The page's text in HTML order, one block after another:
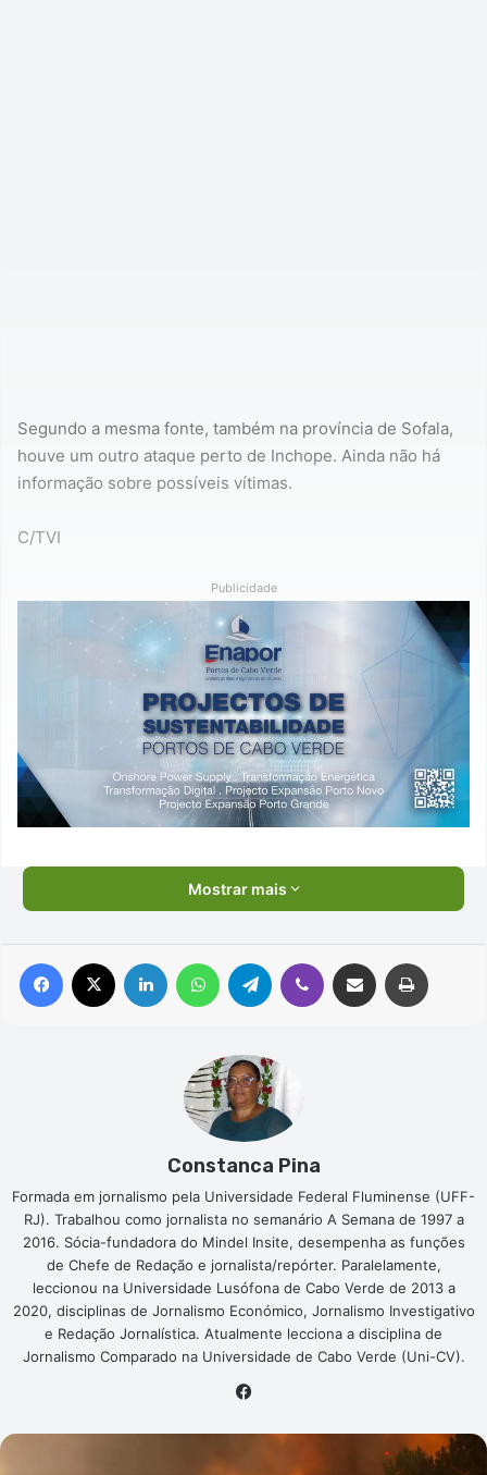
Segundo a mesma fonte, também na província de Sofala,
houve um outro ataque perto de Inchope. Ainda não há
informação sobre possíveis vítimas.
C/TVI
Publicidade
Mostrar mais
Facebook Linkedin WhatsAppTelegram Viber Compartilhar via e-mail
Constanca Pina
Formada em jornalismo pela Universidade Federal Fluminense (UFF-
RJ). Trabalhou como jornalista no semanário A Semana de 1997 a
2016. Sócia-fundadora do Mindel Insite, desempenha as funções
de Chefe de Redação e jornalista/repórter. Paralelamente,
leccionou na Universidade Lusófona de Cabo Verde de 2013 a
2020, disciplinas de Jornalismo Económico, Jornalismo Investigativo
e Redação Jornalística. Atualmente lecciona a disciplina de
Jornalismo Comparado na Universidade de Cabo Verde (Uni-CV).